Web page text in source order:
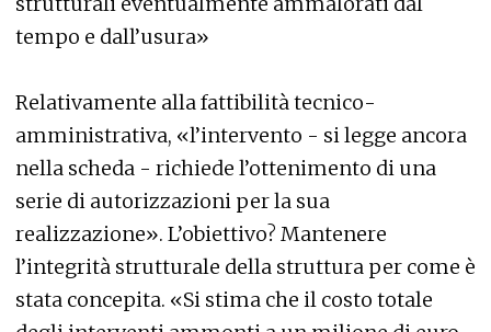
tempo e dall’usura»
Relativamente alla fattibilità tecnico-
amministrativa, «l’intervento - si legge ancora
nella scheda - richiede l’ottenimento di una
serie di autorizzazioni per la sua
realizzazione». L’obiettivo? Mantenere
l’integrità strutturale della struttura per come è
stata concepita. «Si stima che il costo totale